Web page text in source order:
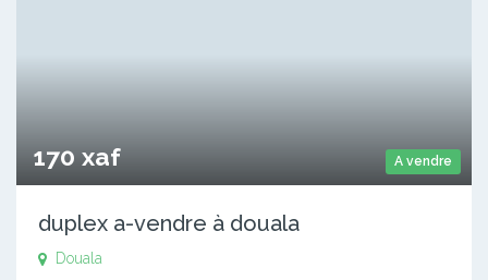
A vendre
170 xaf
duplex a-vendre à douala
Douala